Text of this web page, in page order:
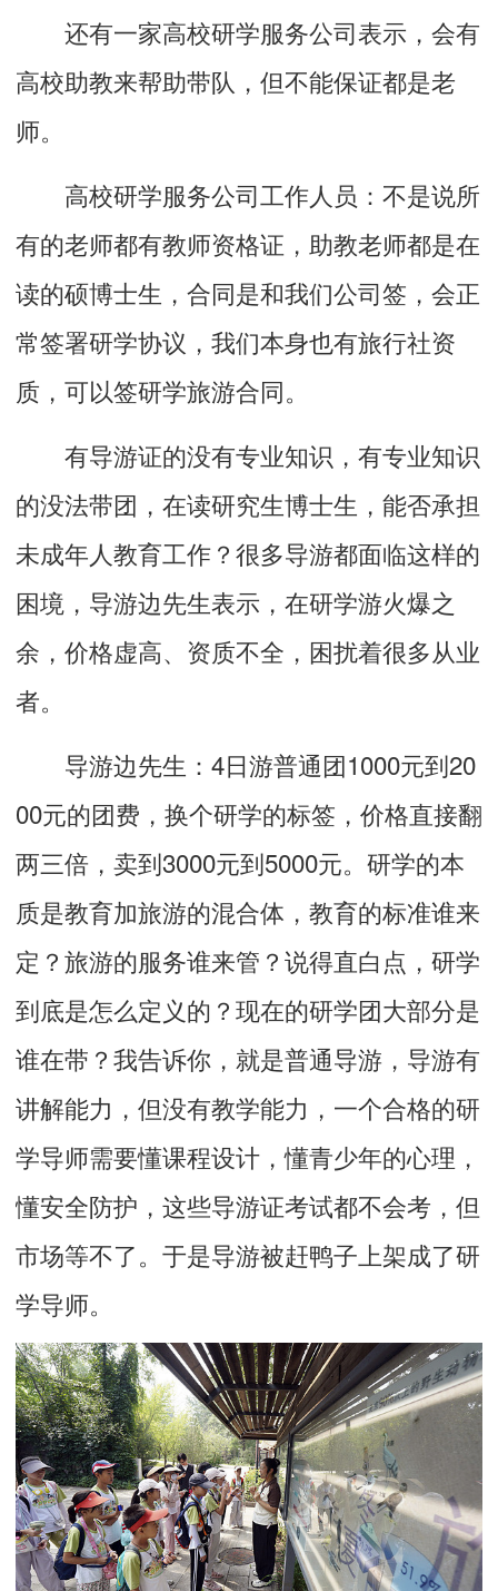
还有一家高校研学服务公司表示，会有
高校助教来帮助带队，但不能保证都是老
师。
高校研学服务公司工作人员：不是说所
有的老师都有教师资格证，助教老师都是在
读的硕博士生，合同是和我们公司签，会正
常签署研学协议，我们本身也有旅行社资
质，可以签研学旅游合同。
有导游证的没有专业知识，有专业知识
的没法带团，在读研究生博士生，能否承担
未成年人教育工作？很多导游都面临这样的
困境，导游边先生表示，在研学游火爆之
余，价格虚高、资质不全，困扰着很多从业
者。
导游边先生：4日游普通团1000元到20
00元的团费，换个研学的标签，价格直接翻
两三倍，卖到3000元到5000元。研学的本
质是教育加旅游的混合体，教育的标准谁来
定？旅游的服务谁来管？说得直白点，研学
到底是怎么定义的？现在的研学团大部分是
谁在带？我告诉你，就是普通导游，导游有
讲解能力，但没有教学能力，一个合格的研
学导师需要懂课程设计，懂青少年的心理，
懂安全防护，这些导游证考试都不会考，但
市场等不了。于是导游被赶鸭子上架成了研
学导师。